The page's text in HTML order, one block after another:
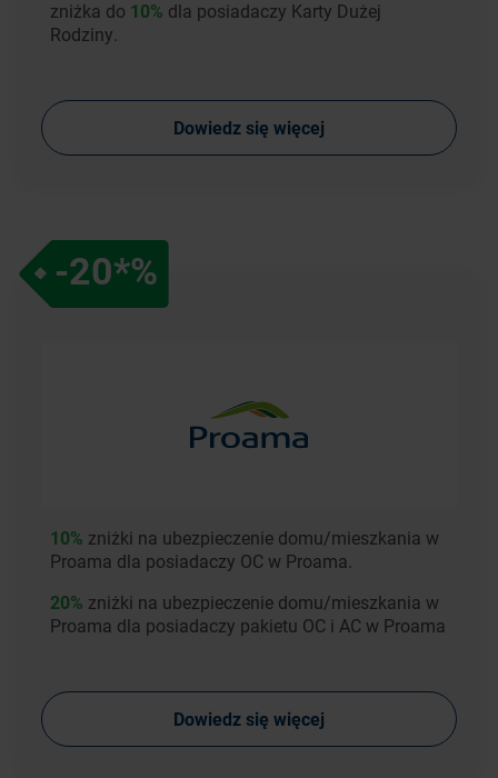
zniżka do 10% dla posiadaczy Karty Dużej
Rodziny.
Dowiedz się więcej
-20*%
10% zniżki na ubezpieczenie domu/mieszkania w
Proama dla posiadaczy OC w Proama.
20% zniżki na ubezpieczenie domu/mieszkania w
Proama dla posiadaczy pakietu OC i AC w Proama
Dowiedz się więcej